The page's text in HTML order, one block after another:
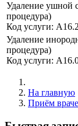
Удаление ушной
процедура)
Код услуги:
Удаление
процедура)
Код услуги:
На главную
Приём